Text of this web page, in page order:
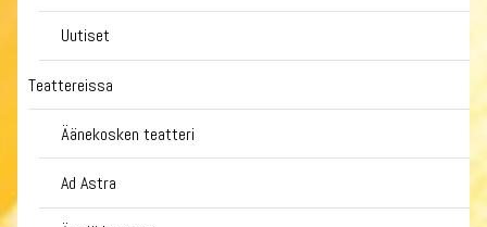
Uutiset
Teattereissa
Äänekosken teatteri
Ad Astra